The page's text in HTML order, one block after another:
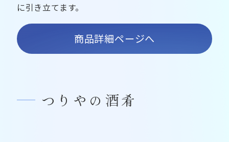
に引き立てます。
商品詳細ページへ
つりやの酒肴